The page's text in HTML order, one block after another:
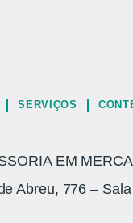
SERVIÇOS
EM
Abreu, 776 –